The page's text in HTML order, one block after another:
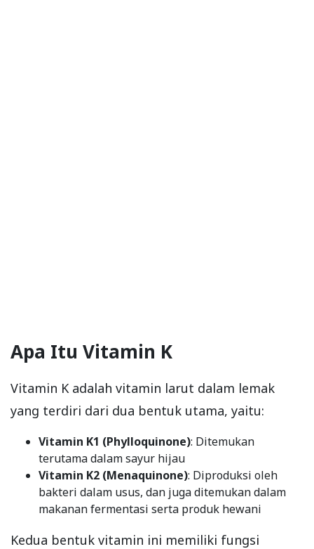
Apa Itu Vitamin K
Vitamin K adalah vitamin larut dalam lemak
yang terdiri dari dua bentuk utama, yaitu:
Vitamin K1 (Phylloquinone): Ditemukan
terutama dalam sayur hijau
Vitamin K2 (Menaquinone): Diproduksi oleh
bakteri dalam usus, dan juga ditemukan dalam
makanan fermentasi serta produk hewani
Kedua bentuk vitamin ini memiliki fungsi